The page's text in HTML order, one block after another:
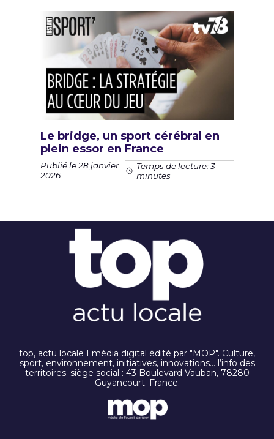
Le bridge, un sport cérébral en
plein essor en France
Publié le 28 janvier
2026
Temps de lecture: 3
minutes
top, actu locale I média digital édité par "MOP". Culture,
sport, environnement, initiatives, innovations… l’info des
territoires. siège social : 43 Boulevard Vauban, 78280
Guyancourt. France.